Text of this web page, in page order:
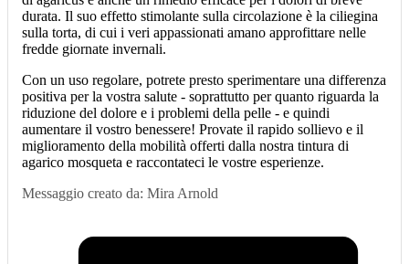
durata. Il suo effetto stimolante sulla circolazione è la ciliegina
sulla torta, di cui i veri appassionati amano approfittare nelle
fredde giornate invernali.
Con un uso regolare, potrete presto sperimentare una differenza
positiva per la vostra salute - soprattutto per quanto riguarda la
riduzione del dolore e i problemi della pelle - e quindi
aumentare il vostro benessere! Provate il rapido sollievo e il
miglioramento della mobilità offerti dalla nostra tintura di
agarico mosqueta e raccontateci le vostre esperienze.
Messaggio creato da: Mira Arnold